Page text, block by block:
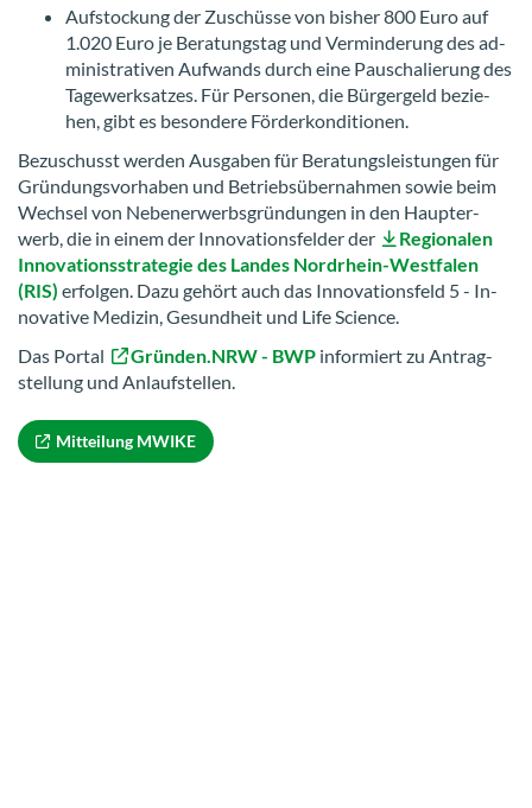
Auf­sto­ckung der Zu­schüs­se von bis­her 800 Euro auf
1.020 Euro je Be­ra­tungs­tag und Ver­min­de­rung des ad­
mi­nis­tra­ti­ven Auf­wands durch eine Pau­scha­lie­rung des
Ta­ge­werk­sat­zes. Für Per­so­nen, die Bür­ger­geld be­zie­
hen, gibt es be­son­de­re För­der­kon­di­tio­nen.
Be­zu­schusst wer­den Aus­ga­ben für Be­ra­tungs­leis­tun­gen für
Grün­dungs­vor­ha­ben und Be­triebs­über­nah­men sowie beim
Wech­sel von Ne­ben­er­werbs­grün­dun­gen in den Haupt­er­
werb, die in einem der In­no­va­ti­ons­fel­der der
Re­gio­na­len
In­no­va­ti­ons­stra­te­gie des Lan­des Nordrhein-​Westfalen
(RIS) er­fol­gen. Dazu ge­hört auch das In­no­va­ti­ons­feld 5 - In­
no­va­ti­ve Me­di­zin, Ge­sund­heit und Life Sci­ence.
Das Por­tal
Grün­den.NRW - BWP in­for­miert zu An­trag­
stel­lung und An­lauf­stel­len.
Mit­tei­lung MWIKE